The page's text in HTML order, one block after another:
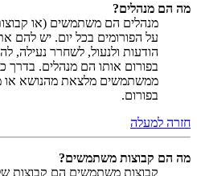
מה הם מנהלים?
מנהלים הם משתמשים (או
על הפורומים בכל יום. יש להם
הודעות ולנעול, לשחרר נעילה,
בפורום אותו הם מנהלים. בדרך
ממשתמשים מלצאת מהנושא או
בפורום.
חזרה למעלה
מה הם קבוצות משתמשים?
קבוצות משתמשים הם